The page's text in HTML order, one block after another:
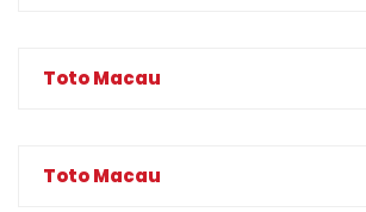
Toto Macau
Toto Macau